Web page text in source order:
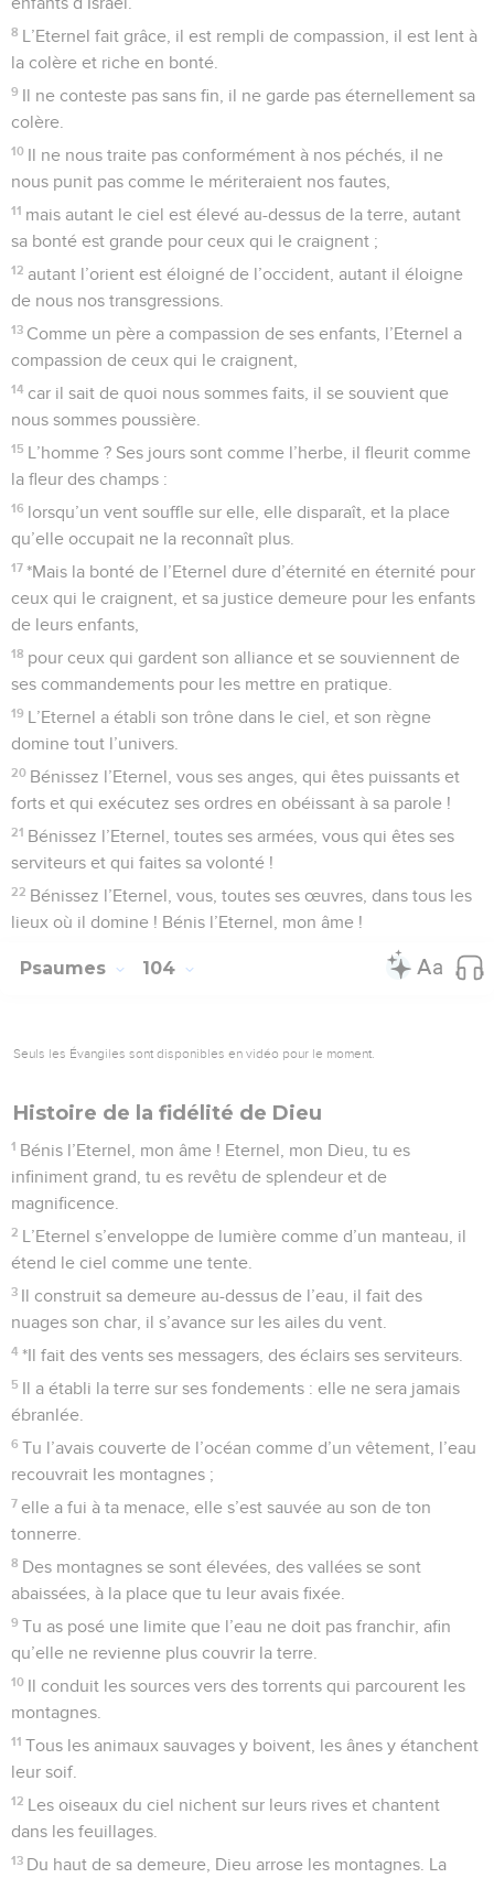
8 L’Eternel fait grâce, il est rempli de compassion, il est lent à
la colère et riche en bonté.
9 Il ne conteste pas sans fin, il ne garde pas éternellement sa
colère.
10 Il ne nous traite pas conformément à nos péchés, il ne
nous punit pas comme le mériteraient nos fautes,
11 mais autant le ciel est élevé au-dessus de la terre, autant
sa bonté est grande pour ceux qui le craignent ;
12 autant l’orient est éloigné de l’occident, autant il éloigne
de nous nos transgressions.
13 Comme un père a compassion de ses enfants, l’Eternel a
compassion de ceux qui le craignent,
14 car il sait de quoi nous sommes faits, il se souvient que
nous sommes poussière.
15 L’homme ? Ses jours sont comme l’herbe, il fleurit comme
la fleur des champs :
16 lorsqu’un vent souffle sur elle, elle disparaît, et la place
qu’elle occupait ne la reconnaît plus.
17 *Mais la bonté de l’Eternel dure d’éternité en éternité pour
ceux qui le craignent, et sa justice demeure pour les enfants
de leurs enfants,
18 pour ceux qui gardent son alliance et se souviennent de
ses commandements pour les mettre en pratique.
19 L’Eternel a établi son trône dans le ciel, et son règne
domine tout l’univers.
20 Bénissez l’Eternel, vous ses anges, qui êtes puissants et
forts et qui exécutez ses ordres en obéissant à sa parole !
21 Bénissez l’Eternel, toutes ses armées, vous qui êtes ses
serviteurs et qui faites sa volonté !
22 Bénissez l’Eternel, vous, toutes ses œuvres, dans tous les
lieux où il domine ! Bénis l’Eternel, mon âme !
Psaumes 104
Seuls les Évangiles sont disponibles en vidéo pour le moment.
Histoire de la fidélité de Dieu
1 Bénis l’Eternel, mon âme ! Eternel, mon Dieu, tu es
infiniment grand, tu es revêtu de splendeur et de
magnificence.
2 L’Eternel s’enveloppe de lumière comme d’un manteau, il
étend le ciel comme une tente.
3 Il construit sa demeure au-dessus de l’eau, il fait des
nuages son char, il s’avance sur les ailes du vent.
4 *Il fait des vents ses messagers, des éclairs ses serviteurs.
5 Il a établi la terre sur ses fondements : elle ne sera jamais
ébranlée.
6 Tu l’avais couverte de l’océan comme d’un vêtement, l’eau
recouvrait les montagnes ;
7 elle a fui à ta menace, elle s’est sauvée au son de ton
tonnerre.
8 Des montagnes se sont élevées, des vallées se sont
abaissées, à la place que tu leur avais fixée.
9 Tu as posé une limite que l’eau ne doit pas franchir, afin
qu’elle ne revienne plus couvrir la terre.
10 Il conduit les sources vers des torrents qui parcourent les
montagnes.
11 Tous les animaux sauvages y boivent, les ânes y étanchent
leur soif.
12 Les oiseaux du ciel nichent sur leurs rives et chantent
dans les feuillages.
13 Du haut de sa demeure, Dieu arrose les montagnes. La